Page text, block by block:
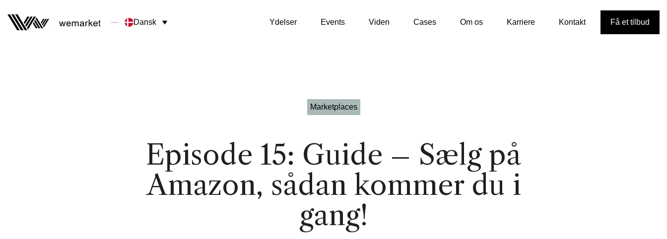
SEO / GEO
Google Ads
Social Media
E-mail & Automation
Klaviyo
Profitmetrics
Looker Studio
OpenAI Product Search
Dansk Ydelser Events Viden Cases Om os Karriere Kontakt Få et tilbud
Marketplaces
Episode 15: Guide – Sælg på
Amazon, sådan kommer du i
gang!